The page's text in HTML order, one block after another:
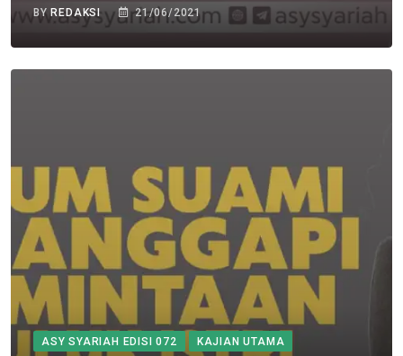
BYREDAKSI 21/06/2021
ASY SYARIAH EDISI 072 KAJIAN UTAMA